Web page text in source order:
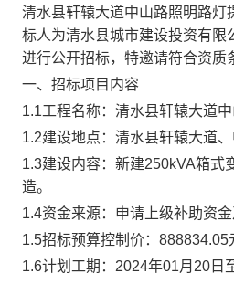
清水县轩辕大道中山路照明路灯
标人为清水县城市建设投资有限
进行公开招标，特邀请符合资质
一、招标项目内容
1.1工程名称： 清水县轩辕大道
1.2建设地点： 清水县轩辕大道
1.3建设内容：新建250kVA箱式
造。
1.4资金来源： 申请上级补助资金
1.5招标预算控制价： 888834.05
1.6计划工期： 2024年01月20日